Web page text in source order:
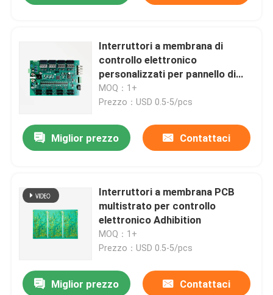
Interruttori a membrana di
controllo elettronico
personalizzati per pannello di
controllo
MOQ：1+
Prezzo：USD 0.5-5/pcs
Miglior prezzo Contattaci
Interruttori a membrana PCB
multistrato per controllo
elettronico Adhibition
MOQ：1+
Prezzo：USD 0.5-5/pcs
Miglior prezzo Contattaci